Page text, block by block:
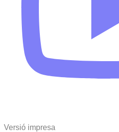
Versió impresa